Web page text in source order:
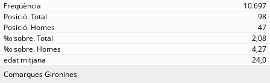
10.697
98
47
2,08
4,27
24,0
Comarques Gironines